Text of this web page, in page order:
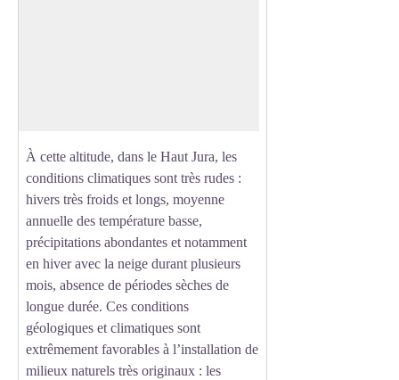
À cette altitude, dans le Haut Jura, les
conditions climatiques sont très rudes :
hivers très froids et longs, moyenne
annuelle des température basse,
précipitations abondantes et notamment
en hiver avec la neige durant plusieurs
mois, absence de périodes sèches de
longue durée. Ces conditions
géologiques et climatiques sont
extrêmement favorables à l’installation de
milieux naturels très originaux : les